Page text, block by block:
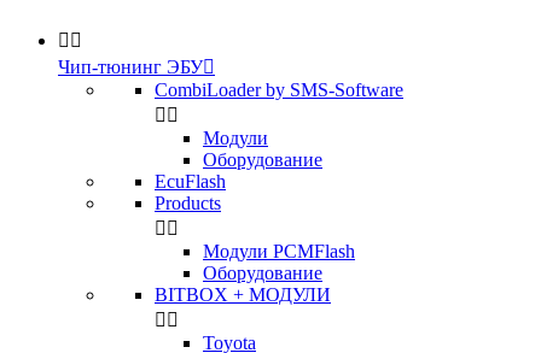
 
Чип-тюнинг ЭБУ
CombiLoader by SMS-Software
 
Модули
Оборудование
EcuFlash
Products
 
Модули PCMFlash
Оборудование
BITBOX + МОДУЛИ
 
Toyota